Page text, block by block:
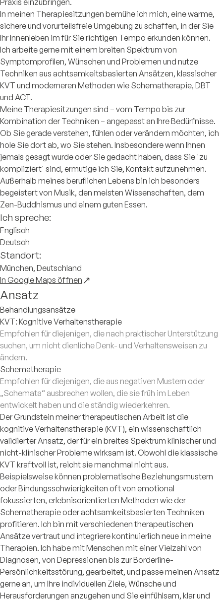
Praxis einzubringen.
In meinen Therapiesitzungen bemühe ich mich, eine warme,
sichere und vorurteilsfreie Umgebung zu schaffen, in der Sie
Ihr Innenleben im für Sie richtigen Tempo erkunden können.
Ich arbeite gerne mit einem breiten Spektrum von
Symptomprofilen, Wünschen und Problemen und nutze
Techniken aus achtsamkeitsbasierten Ansätzen, klassischer
KVT und moderneren Methoden wie Schematherapie, DBT
und ACT.
Meine Therapiesitzungen sind – vom Tempo bis zur
Kombination der Techniken – angepasst an Ihre Bedürfnisse.
Ob Sie gerade verstehen, fühlen oder verändern möchten, ich
hole Sie dort ab, wo Sie stehen. Insbesondere wenn Ihnen
jemals gesagt wurde oder Sie gedacht haben, dass Sie 'zu
kompliziert' sind, ermutige ich Sie, Kontakt aufzunehmen.
Außerhalb meines beruflichen Lebens bin ich besonders
begeistert von Musik, den meisten Wissenschaften, dem
Zen-Buddhismus und einem guten Essen.
Ich spreche:
Englisch
Deutsch
Standort:
München, Deutschland
In Google Maps öffnen
Ansatz
Behandlungsansätze
KVT: Kognitive Verhaltenstherapie
Empfohlen für diejenigen, die nach praktischer Unterstützung
suchen, um nicht dienliche Denk- und Verhaltensweisen zu
ändern.
Schematherapie
Empfohlen für diejenigen, die aus negativen Mustern oder
„Schemata“ ausbrechen wollen, die sie früh im Leben
entwickelt haben und die ständig wiederkehren.
Der Grundstein meiner therapeutischen Arbeit ist die
kognitive Verhaltenstherapie (KVT), ein wissenschaftlich
validierter Ansatz, der für ein breites Spektrum klinischer und
nicht-klinischer Probleme wirksam ist. Obwohl die klassische
KVT kraftvoll ist, reicht sie manchmal nicht aus.
Beispielsweise können problematische Beziehungsmustern
oder Bindungsschwierigkeiten oft von emotional
fokussierten, erlebnisorientierten Methoden wie der
Schematherapie oder achtsamkeitsbasierten Techniken
profitieren. Ich bin mit verschiedenen therapeutischen
Ansätze vertraut und integriere kontinuierlich neue in meine
Therapien. Ich habe mit Menschen mit einer Vielzahl von
Diagnosen, von Depressionen bis zur Borderline-
Persönlichkeitsstörung, gearbeitet, und passe meinen Ansatz
gerne an, um Ihre individuellen Ziele, Wünsche und
Herausforderungen anzugehen und Sie einfühlsam, klar und